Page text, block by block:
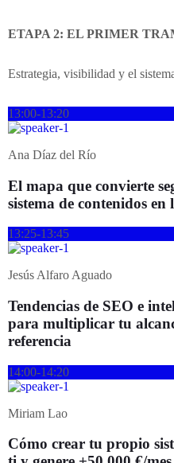
ETAPA 2: EL PRIMER
Estrategia, visibilidad y el
13:00-13:20
Ana Díaz del Río
El mapa que convierte
sistema de contenidos
13:25-13:45
Jesús Alfaro Aguado
Tendencias de SEO e
para multiplicar tu
referencia
14:00-14:20
Miriam Lao
Cómo crear tu propio